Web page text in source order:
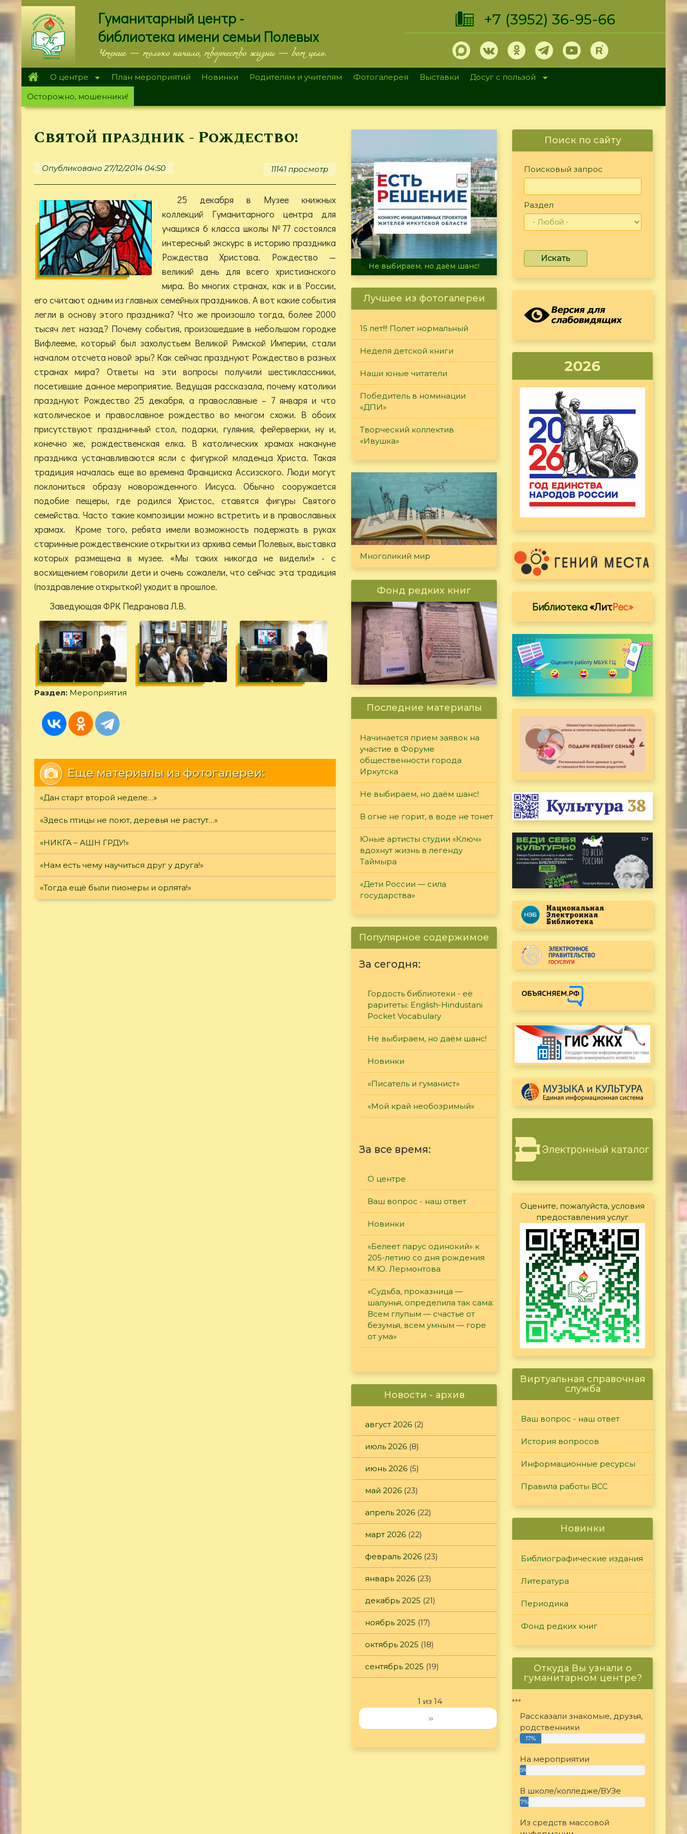
Перейти
к
основному
содержанию
Гуманитарный центр -
библиотека имени семьи Полевых
Чтение — только начало, творчество жизни — вот цель.
+7 (3952) 36-95-66
О центре План мероприятий Новинки Родителям и учителям Фотогалерея Выставки
Досуг с пользой
Осторожно, мошенники!
Святой праздник - Рождество!
Опубликовано 27/12/2014 04:50 11141 просмотр
25 декабря в Музее книжных
коллекций Гуманитарного центра для
учащихся 6 класса школы №77 состоялся
интересный экскурс в историю праздника
Рождества Христова. Рождество —
великий день для всего христианского
мира. Во многих странах, как и в России,
его считают одним из главных семейных праздников. А вот какие события
легли в основу этого праздника? Что же произошло тогда, более 2000
тысяч лет назад? Почему события, произошедшие в небольшом городке
Вифлееме, который был захолустьем Великой Римской Империи, стали
началом отсчета новой эры? Как сейчас празднуют Рождество в разных
странах мира? Ответы на эти вопросы получили шестиклассники,
посетившие данное мероприятие. Ведущая рассказала, почему католики
празднуют Рождество 25 декабря, а православные – 7 января и что
католическое и православное рождество во многом схожи. В обоих
присутствуют праздничный стол, подарки, гуляния, фейерверки, ну и,
конечно же, рождественская елка. В католических храмах накануне
праздника устанавливаются ясли с фигуркой младенца Христа. Такая
традиция началась еще во времена Франциска Ассизского. Люди могут
поклониться образу новорожденного Иисуса. Обычно сооружается
подобие пещеры, где родился Христос, ставятся фигуры Святого
семейства. Часто такие композиции можно встретить и в православных
храмах. Кроме того, ребята имели возможность подержать в руках
старинные рождественские открытки из архива семьи Полевых, выставка
которых размещена в музее. «Мы таких никогда не видели!» - с
восхищением говорили дети и очень сожалели, что сейчас эта традиция
(поздравление открыткой) уходит в прошлое.
Заведующая ФРК Педранова Л.В.
Раздел: Мероприятия
Еще материалы из фотогалереи:
«Дан старт второй неделе…»
«Здесь птицы не поют, деревья не растут…»
«НИКГА – АШН ГРДУ!»
«Нам есть чему научиться друг у друга!»
«Тогда ещё были пионеры и орлята!»
В огне не горит, в воде не тонет
Лучшее из фотогалереи
15 лет!!! Полет нормальный
Неделя детской книги
Наши юные читатели
Победитель в номинации
«ДПИ»
Творческий коллектив
«Ивушка»
Многоликий мир
Фонд редких книг
Последние материалы
Начинается прием заявок на
участие в Форуме
общественности города
Иркутска
Не выбираем, но даём шанс!
В огне не горит, в воде не тонет
Юные артисты студии «Ключ»
вдохнут жизнь в легенду
Таймыра
«Дети России — сила
государства»
Популярное содержимое
За сегодня:
Гордость библиотеки - её
раритеты: English-Hindustani
Pocket Vocabulary
Не выбираем, но даём шанс!
Новинки
«Писатель и гуманист»
«Мой край необозримый»
За все время:
О центре
Ваш вопрос - наш ответ
Новинки
«Белеет парус одинокий» к
205-летию со дня рождения
М.Ю. Лермонтова
«Судьба, проказница —
шалунья, определила так сама:
Всем глупым — счастье от
безумья, всем умным — горе
от ума»
Новости - архив
август 2026 (2)
июль 2026 (8)
июнь 2026 (5)
май 2026 (23)
апрель 2026 (22)
март 2026 (22)
февраль 2026 (23)
январь 2026 (23)
декабрь 2025 (21)
ноябрь 2025 (17)
октябрь 2025 (18)
сентябрь 2025 (19)
1 из 14
››
Поиск по сайту
Поисковый запрос
Раздел
Искать
2026
Библиотека«ЛитРес»
Оцените, пожалуйста, условия
предоставления услуг
Виртуальная справочная
служба
Ваш вопрос - наш ответ
История вопросов
Информационные ресурсы
Правила работы ВСС
Новинки
Библиографические издания
Литература
Периодика
Фонд редких книг
Откуда Вы узнали о
гуманитарном центре?
"""
Рассказали знакомые, друзья,
родственники
17%
На мероприятии
5%
В школе/колледже/ВУЗе
7%
Из средств массовой